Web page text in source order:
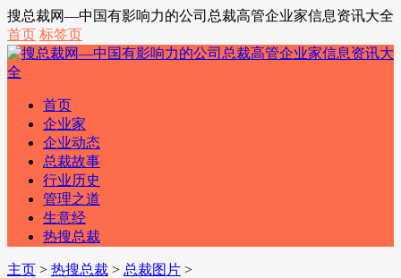
搜总裁网—中国有影响力的公司总裁高管企业家信息资讯大全
首页 标签页
首页
企业家
企业动态
总裁故事
行业历史
管理之道
生意经
热搜总裁
主页 > 热搜总裁 > 总裁图片 >